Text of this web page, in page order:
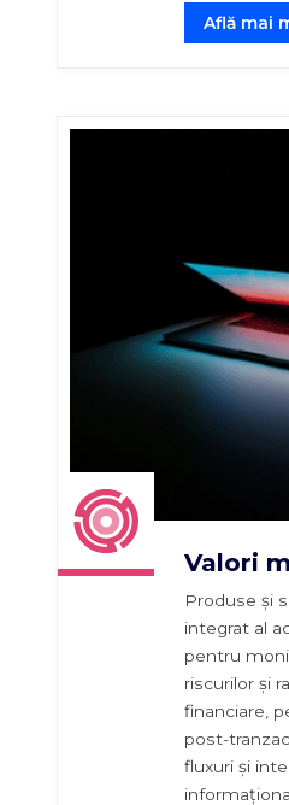
Află mai
Valori
Produse și
integrat al
pentru
riscurilor și
financiare,
post-
fluxuri și